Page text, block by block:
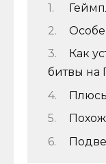
Как
битвы на